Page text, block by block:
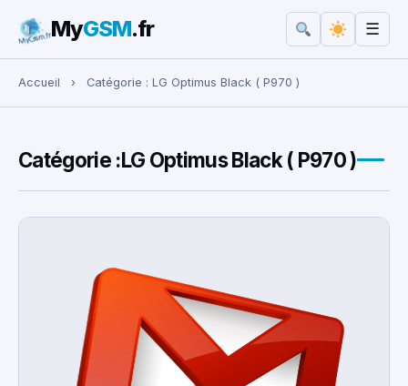
Rechercher :
MyGSM.fr ☰
Accueil › Catégorie : LG Optimus Black ( P970 )
Catégorie :LG Optimus Black ( P970 )